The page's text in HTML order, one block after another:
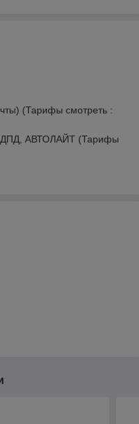
(Тарифы смотреть :
АВТОЛАЙТ (Тарифы